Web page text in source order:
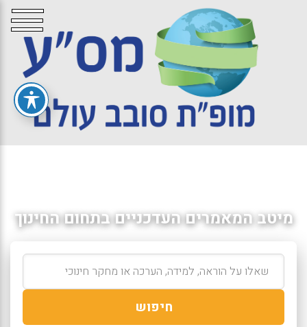
מיטב המאמרים העדכניים בתחום החינוך
חיפוש